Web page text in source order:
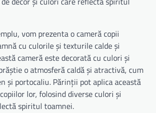
vom prezenta o cameră copii
cu culorile și texturile calde și
cameră este decorată cu culori și
o atmosferă caldă și atractivă, cum
și portocaliu. Părinții pot aplica această
lor, folosind diverse culori și
spiritul toamnei.